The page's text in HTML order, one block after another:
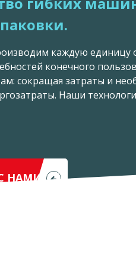
каждую единицу
конечного
сокращая затраты и
Наши
НАМИ